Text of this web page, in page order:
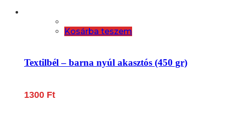
Kosárba teszem
Textilbél – barna nyúl akasztós (450 gr)
1300 Ft